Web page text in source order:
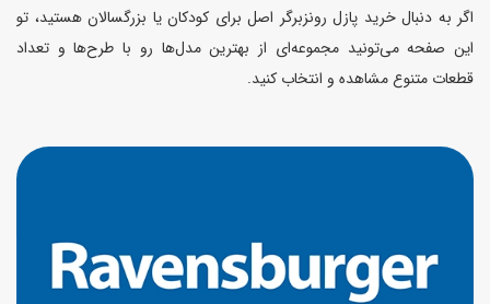
اگر به دنبال خرید پازل رونزبرگر اصل برای کودکان یا بزرگسالان هستید، تو
این صفحه می‌تونید مجموعه‌ای از بهترین مدل‌ها رو با طرح‌ها و تعداد
قطعات متنوع مشاهده و انتخاب کنید.